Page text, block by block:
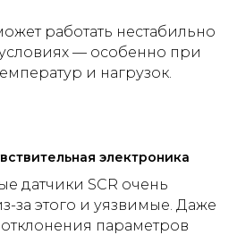
работать нестабильно
— особенно при
и нагрузок.
электроника
датчики SCR очень
за этого и уязвимые. Даже
параметров